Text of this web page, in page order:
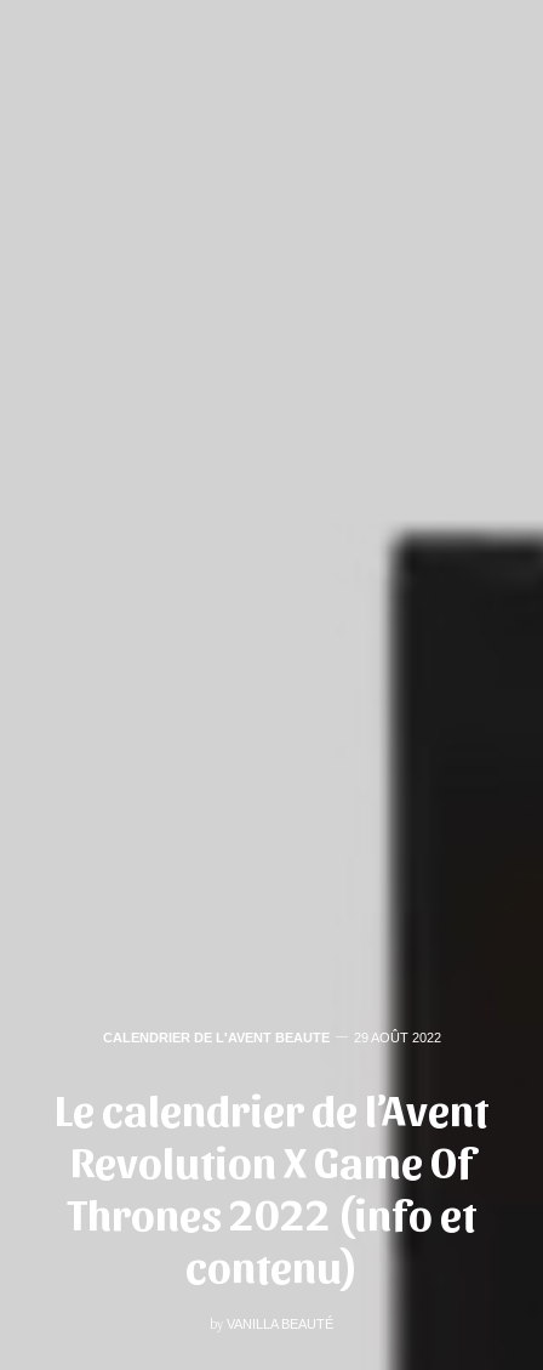
CALENDRIER DE L'AVENT BEAUTE 29 AOÛT 2022
Le calendrier de l’Avent
Revolution X Game Of
Thrones 2022 (info et
contenu)
by VANILLA BEAUTÉ